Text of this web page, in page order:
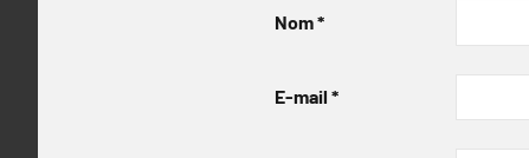
Nom*
E-mail *